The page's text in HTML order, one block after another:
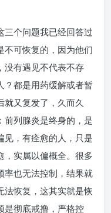
三个问题我已经回答过
不可恢复的，因为他们
没有遇见不代表不存
？都是用药缓解或者暂
就又复发了，久而久
前列腺炎是终身的，是
见，有痊愈的人，只是
，实属以偏概全。很多
率也无法控制，结果就
法恢复，这其实就是恢
是彻底戒撸，严格控